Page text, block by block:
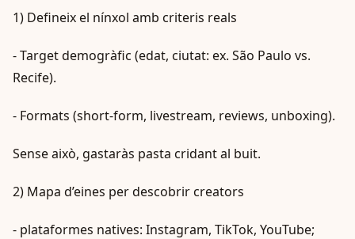
1) Defineix el nínxol amb criteris reals
- Target demogràfic (edat, ciutat: ex. São Paulo vs.
Recife).
- Formats (short‑form, livestream, reviews, unboxing).
Sense això, gastaràs pasta cridant al buit.
2) Mapa d’eines per descobrir creators
- plataformes natives: Instagram, TikTok, YouTube;